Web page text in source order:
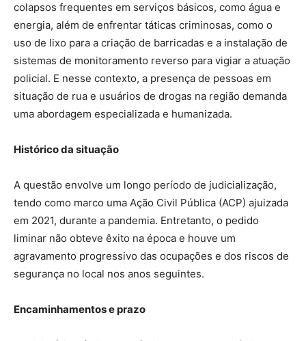
colapsos frequentes em serviços básicos, como água e
energia, além de enfrentar táticas criminosas, como o
uso de lixo para a criação de barricadas e a instalação de
sistemas de monitoramento reverso para vigiar a atuação
policial. E nesse contexto, a presença de pessoas em
situação de rua e usuários de drogas na região demanda
uma abordagem especializada e humanizada.
Histórico da situação
A questão envolve um longo período de judicialização,
tendo como marco uma Ação Civil Pública (ACP) ajuizada
em 2021, durante a pandemia. Entretanto, o pedido
liminar não obteve êxito na época e houve um
agravamento progressivo das ocupações e dos riscos de
segurança no local nos anos seguintes.
Encaminhamentos e prazo